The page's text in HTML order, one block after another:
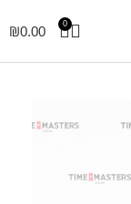
0
₪0.00